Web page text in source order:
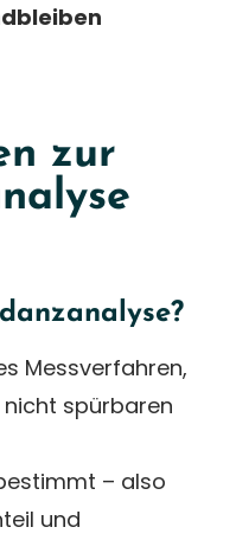
zur
Messverfahren,
spürbaren
– also
und